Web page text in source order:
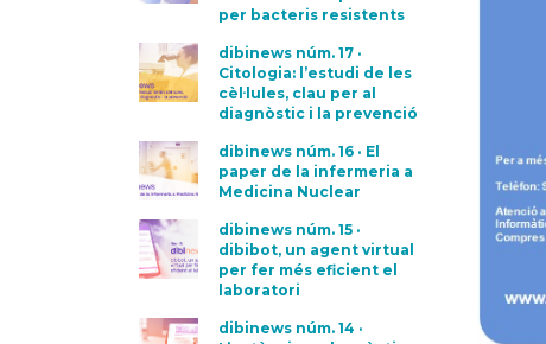
per bacteris resistents
dibinews núm. 17 ·
Citologia: l’estudi de les
cèl·lules, clau per al
diagnòstic i la prevenció
dibinews núm. 16 · El
paper de la infermeria a
Medicina Nuclear
dibinews núm. 15 ·
dibibot, un agent virtual
per fer més eficient el
laboratori
dibinews núm. 14 ·